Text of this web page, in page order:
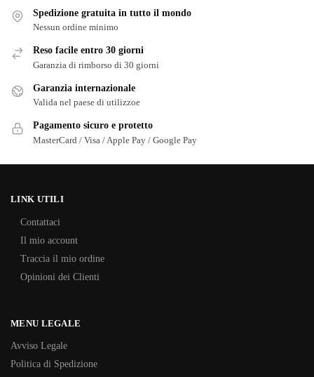
Spedizione gratuita in tutto il mondo
Nessun ordine minimo
Reso facile entro 30 giorni
Garanzia di rimborso di 30 giorni
Garanzia internazionale
Valida nel paese di utilizzoe
Pagamento sicuro e protetto
MasterCard / Visa / Apple Pay / Google Pay
LINK UTILI
Contattaci
Il mio account
Traccia il mio ordine
Opinioni dei Clienti
MENU LEGALE
Avviso Legale
Politica di Spedizione